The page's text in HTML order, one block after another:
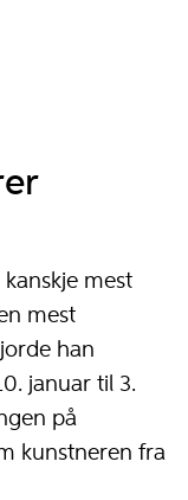
mest
mest
han
januar til 3.
på
kunstneren fra